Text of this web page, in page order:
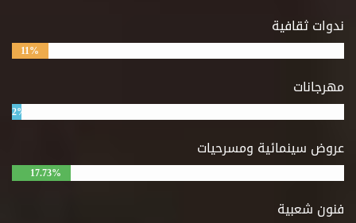
ندوات ثقافية
11%
مهرجانات
2%
عروض سينمائية ومسرحيات
17.73%
فنون شعبية